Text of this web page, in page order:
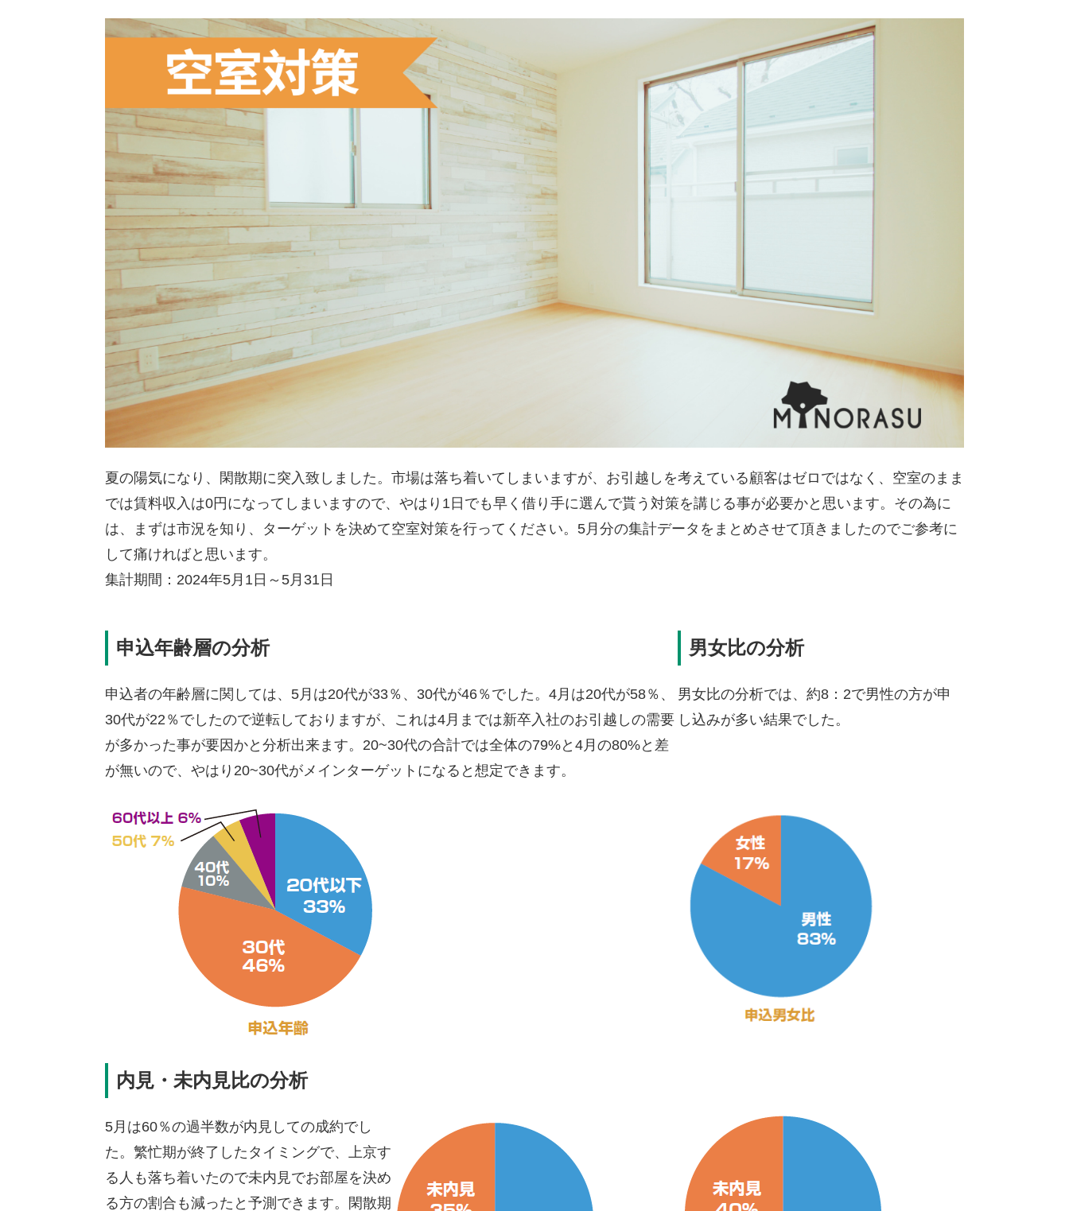
夏の陽気になり、閑散期に突入致しました。市場は落ち着いてしまいますが、お引越しを考えている顧客はゼロではなく、空室のまま
では賃料収入は0円になってしまいますので、やはり1日でも早く借り手に選んで貰う対策を講じる事が必要かと思います。その為に
は、まずは市況を知り、ターゲットを決めて空室対策を行ってください。5月分の集計データをまとめさせて頂きましたのでご参考に
して痛ければと思います。
集計期間：2024年5月1日～5月31日
申込年齢層の分析
申込者の年齢層に関しては、5月は20代が33％、30代が46％でした。4月は20代が58％、
30代が22％でしたので逆転しておりますが、これは4月までは新卒入社のお引越しの需要
が多かった事が要因かと分析出来ます。20~30代の合計では全体の79%と4月の80%と差
が無いので、やはり20~30代がメインターゲットになると想定できます。
男女比の分析
男女比の分析では、約8：2で男性の方が申
し込みが多い結果でした。
内見・未内見比の分析
5月は60％の過半数が内見しての成約でし
た。繁忙期が終了したタイミングで、上京す
る人も落ち着いたので未内見でお部屋を決め
る方の割合も減ったと予測できます。閑散期